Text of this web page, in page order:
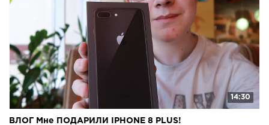
14:30
ВЛОГ Мне ПОДАРИЛИ IPHONE 8 PLUS!